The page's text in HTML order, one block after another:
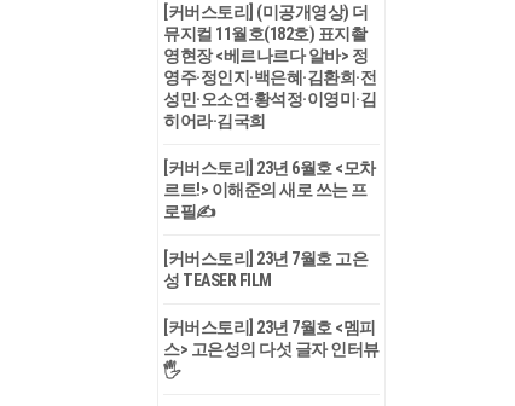
[커버스토리] (미공개영상) 더
뮤지컬 11월호(182호) 표지촬
영현장 <베르나르다 알바> 정
영주·정인지·백은혜·김환희·전
성민·오소연·황석정·이영미·김
히어라·김국희
[커버스토리] 23년 6월호 <모차
르트!> 이해준의 새로 쓰는 프
로필✍
[커버스토리] 23년 7월호 고은
성 TEASER FILM
[커버스토리] 23년 7월호 <멤피
스> 고은성의 다섯 글자 인터뷰
🖐